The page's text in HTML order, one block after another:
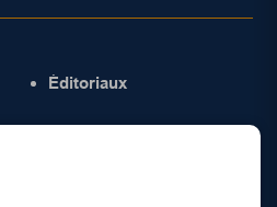
Éditoriaux